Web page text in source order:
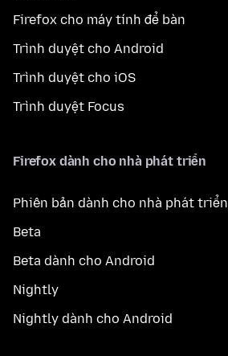
Firefox cho máy tính để bàn
Trình duyệt cho Android
Trình duyệt cho iOS
Trình duyệt Focus
Firefox dành cho nhà phát triển
Phiên bản dành cho nhà phát triển
Beta
Beta dành cho Android
Nightly
Nightly dành cho Android